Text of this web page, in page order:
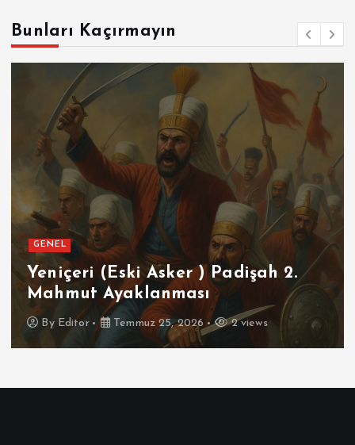
Bunları Kaçırmayın
GENEL
Yeniçeri (Eski Asker ) Padişah 2.
Mahmut Ayaklanması
By Editor Temmuz 25, 2026 2 views